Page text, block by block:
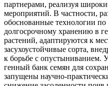
партнерами, реализуя
мероприятий. В частности,
обоснованные технологии
долгосрочному хранению в
растений, адаптируются к
засухоустойчивые сорта,
к борьбе с опустыниванием.
генный банк семян для
запущены научно-